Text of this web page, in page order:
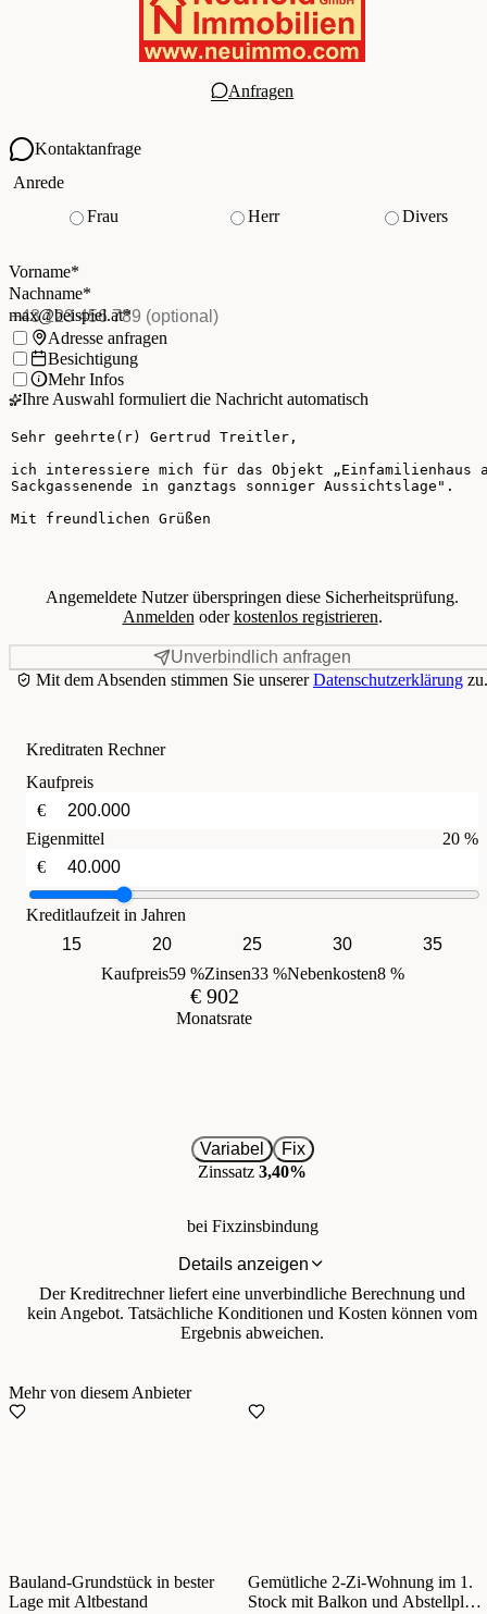
Anfragen
Kontaktanfrage
Ihre Kontaktdaten
Anrede
Frau
Herr
Divers
Vorname*
Nachname
Nachname*
E-Mail*(Pflichtfeld)
max@beispiel.at*
Telefon(optional)
Ich möchte:Adresse anfragen
Besichtigung
Mehr Infos
Ihre Auswahl formuliert die Nachricht automatisch
Ihre Nachricht
Angemeldete Nutzer überspringen diese Sicherheitsprüfung.
Anmeldenoderkostenlos registrieren.
Unverbindlich anfragen
Mit dem Absenden stimmen Sie unsererDatenschutzerklärung zu.
Kreditraten Rechner
Kaufpreis
€
Eigenmittel
20 %
€
Kreditlaufzeit in Jahren
15
20 25 30
35
Kaufpreis59 %Zinsen33 %Nebenkosten8 %
€ 902
Monatsrate
Variabel
Fix
Zinssatz 3,40%
bei Fixzinsbindung
Details anzeigen
Der Kreditrechner liefert eine unverbindliche Berechnung und
kein Angebot. Tatsächliche Konditionen und Kosten können vom
Ergebnis abweichen.
Mehr von diesem Anbieter
Bauland-Grundstück in bester
Lage mit Altbestand
Gemütliche 2-Zi-Wohnung im 1.
Stock mit Balkon und Abstellplatz